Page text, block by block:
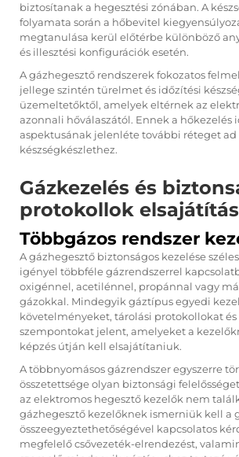
biztosítanak a hegesztési zónában. A
folyamata során a hőbevitel
megtanulása kerül előtérbe különböző
és illesztési konfigurációk esetén.
A gázhegesztő rendszerek fokozatos
jellege szintén türelmet és időzítési
üzemeltetőktől, amelyek eltérnek az
azonnali hőválaszától. Ennek a hőkezelés
aspektusának jelenléte további réteget ad
készségkészlethez.
Gázkezelés és
protokollok
Többgázos rendszer
A gázhegesztő biztonságos kezelése
igényel többféle gázrendszerrel
oxigénnel, acetilénnel, propánnal vagy
gázokkal. Mindegyik gáztípus egyedi
követelményeket, tárolási protokollokat
szempontokat jelent, amelyeket a
képzés útján kell elsajátítaniuk.
A többnyomásos gázrendszer egyszerre
összetettsége olyan biztonsági
az elektromos hegesztő kezelők nem
gázhegesztő kezelőknek ismerniük kell a
összeegyeztethetőségével kapcsolatos
megfelelő csővezeték-elrendezést,